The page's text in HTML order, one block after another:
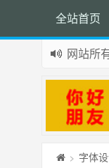
全站首页
网站所
> 字体